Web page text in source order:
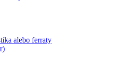
alebo ferraty